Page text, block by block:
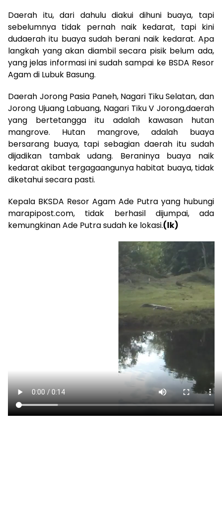
Daerah itu, dari dahulu diakui dihuni buaya, tapi
sebelumnya tidak pernah naik kedarat, tapi kini
dudaerah itu buaya sudah berani naik kedarat. Apa
langkah yang akan diambil secara pisik belum ada,
yang jelas informasi ini sudah sampai ke BSDA Resor
Agam di Lubuk Basung.
Daerah Jorong Pasia Paneh, Nagari Tiku Selatan, dan
Jorong Ujuang Labuang, Nagari Tiku V Jorong,daerah
yang bertetangga itu adalah kawasan hutan
mangrove. Hutan mangrove, adalah buaya
bersarang buaya, tapi sebagian daerah itu sudah
dijadikan tambak udang. Beraninya buaya naik
kedarat akibat tergagaangunya habitat buaya, tidak
diketahui secara pasti.
Kepala BKSDA Resor Agam Ade Putra yang hubungi
marapipost.com, tidak berhasil dijumpai, ada
kemungkinan Ade Putra sudah ke lokasi.(lk)